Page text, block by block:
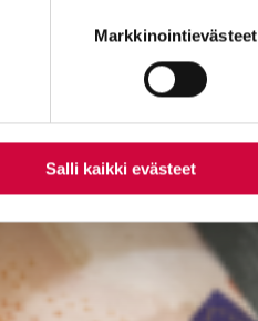
tilastointi- tai
Markkinointievästeet
Salli kaikki evästeet